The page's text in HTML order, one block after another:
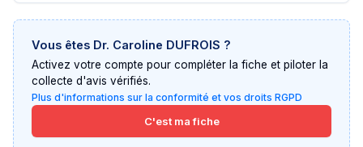
Vous êtes Dr. Caroline DUFROIS ?
Activez votre compte pour compléter la fiche et piloter la
collecte d'avis vérifiés.
Plus d'informations sur la conformité et vos droits RGPD
C'est ma fiche